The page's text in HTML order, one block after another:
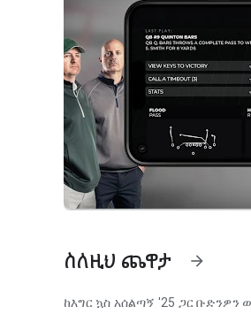
ስለዚህ ጨዋታ arrow_forward
ከእግር ኳስ አሰልጣኝ '25 ጋር ቡድንዎን